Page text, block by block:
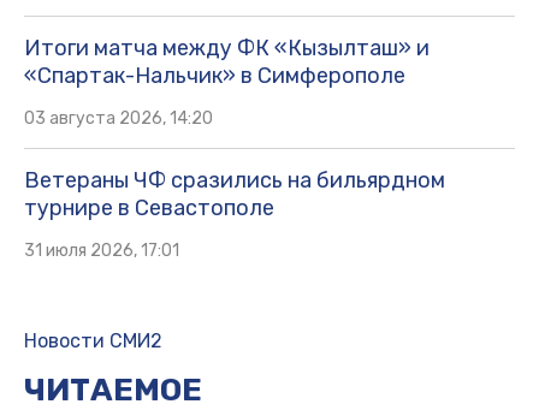
Итоги матча между ФК «Кызылташ» и
«Спартак-Нальчик» в Симферополе
03 августа 2026, 14:20
Ветераны ЧФ сразились на бильярдном
турнире в Севастополе
31 июля 2026, 17:01
Новости СМИ2
ЧИТАЕМОЕ